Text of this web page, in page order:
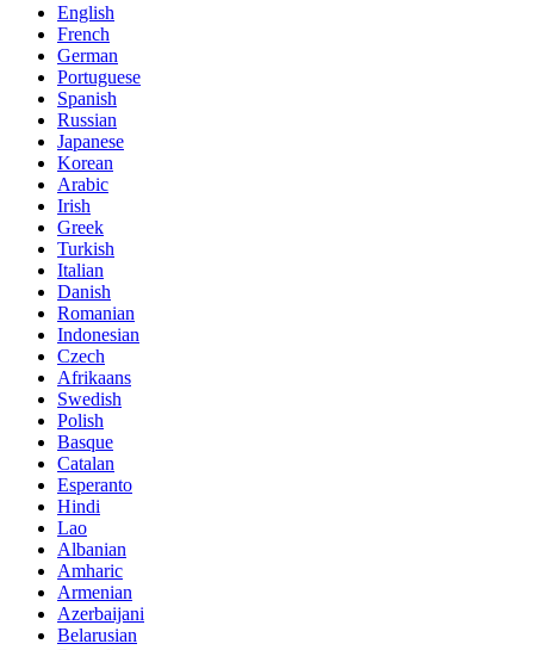
English
French
German
Portuguese
Spanish
Russian
Japanese
Korean
Arabic
Irish
Greek
Turkish
Italian
Danish
Romanian
Indonesian
Czech
Afrikaans
Swedish
Polish
Basque
Catalan
Esperanto
Hindi
Lao
Albanian
Amharic
Armenian
Azerbaijani
Belarusian